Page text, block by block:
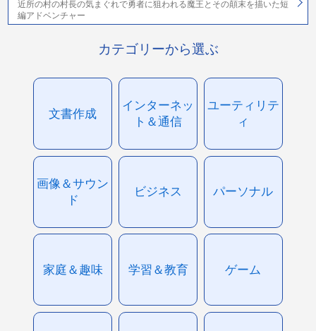
近所の村の村長の気まぐれで勇者に狙われる魔王とその顛末を描いた短
編アドベンチャー
カテゴリーから選ぶ
文書作成
インターネッ
ト＆通信
ユーティリテ
ィ
画像＆サウン
ド
ビジネス パーソナル
家庭＆趣味 学習＆教育 ゲーム